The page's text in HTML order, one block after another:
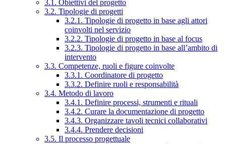
3.1. Obiettivi del progetto
3.2. Tipologie di progetti
3.2.1. Tipologie di progetto in base agli attori
coinvolti nel servizio
3.2.2. Tipologie di progetto in base al focus
3.2.3. Tipologie di progetto in base all’ambito di
intervento
3.3. Competenze, ruoli e figure coinvolte
3.3.1. Coordinatore di progetto
3.3.2. Definire ruoli e responsabilità
3.4. Metodo di lavoro
3.4.1. Definire processi, strumenti e rituali
3.4.2. Curare la documentazione di progetto
3.4.3. Organizzare tavoli tecnici collaborativi
3.4.4. Prendere decisioni
3.5. Il processo progettuale